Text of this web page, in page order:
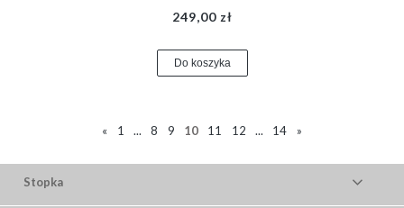
249,00 zł
Do koszyka
« 1 ... 8 9 10 11 12 ... 14 »
Stopka